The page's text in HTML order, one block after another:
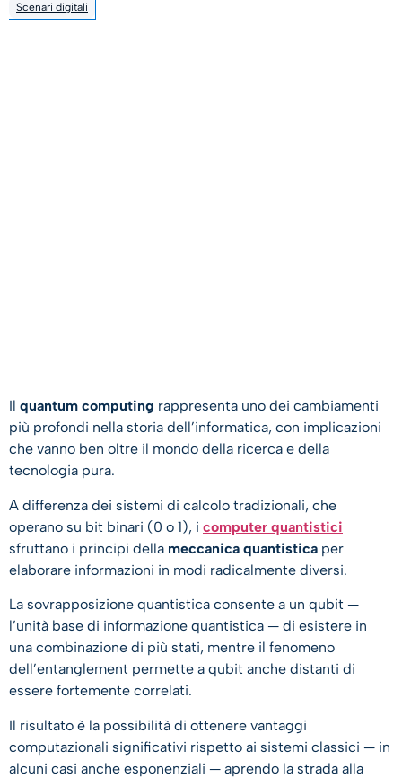
Il quantum computing rappresenta uno dei cambiamenti
più profondi nella storia dell’informatica, con implicazioni
che vanno ben oltre il mondo della ricerca e della
tecnologia pura.
A differenza dei sistemi di calcolo tradizionali, che
operano su bit binari (0 o 1), i computer quantistici
sfruttano i principi della meccanica quantistica per
elaborare informazioni in modi radicalmente diversi.
La sovrapposizione quantistica consente a un qubit —
l’unità base di informazione quantistica — di esistere in
una combinazione di più stati, mentre il fenomeno
dell’entanglement permette a qubit anche distanti di
essere fortemente correlati.
Il risultato è la possibilità di ottenere vantaggi
computazionali significativi rispetto ai sistemi classici — in
alcuni casi anche esponenziali — aprendo la strada alla
Scenari digitali